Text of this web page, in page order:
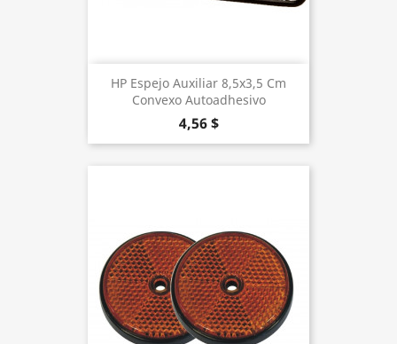
HP Espejo Auxiliar 8,5x3,5 Cm
Convexo Autoadhesivo
4,56 $